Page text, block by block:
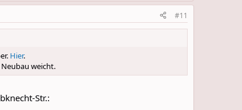
#11
Hier.
weicht.
Str.: